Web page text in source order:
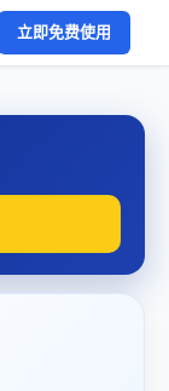
立即免费使用